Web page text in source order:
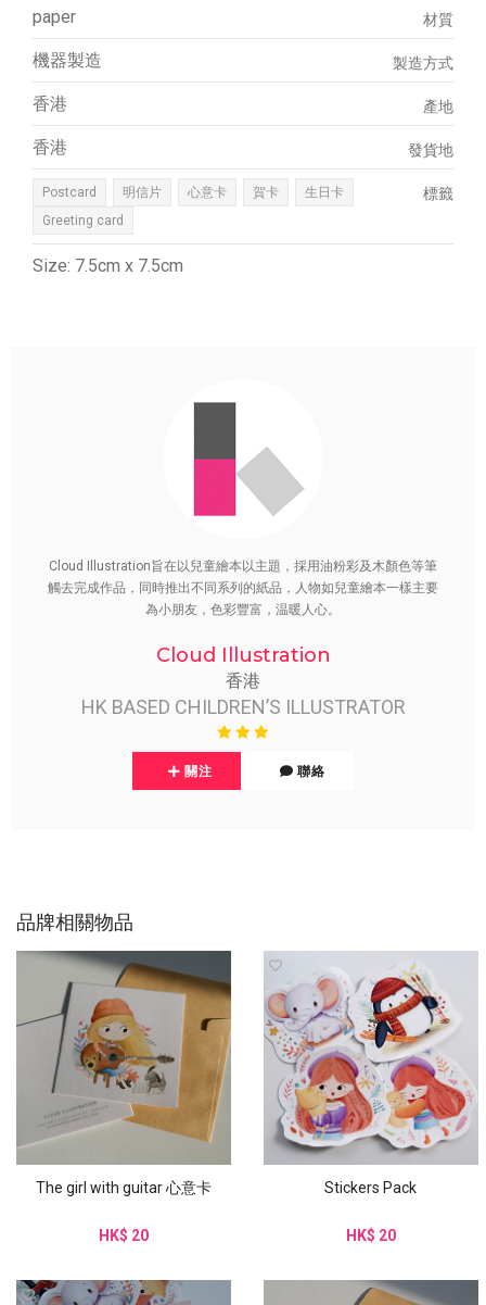
材質
paper
製造方式
機器製造
產地
香港
發貨地
香港
標籤
Postcard 明信片 心意卡 賀卡
生日卡
Greeting card
Size: 7.5cm x 7.5cm
Cloud Illustration旨在以兒童繪本以主題，採用油粉彩及木顏色等筆
觸去完成作品，同時推出不同系列的紙品，人物如兒童繪本一樣主要
為小朋友，色彩豐富，温暖人心。
Cloud Illustration
香港
HK BASED CHILDREN’S ILLUSTRATOR
關注 聯絡
品牌相關物品
The girl with guitar 心意卡
HK$ 20
Stickers Pack
HK$ 20